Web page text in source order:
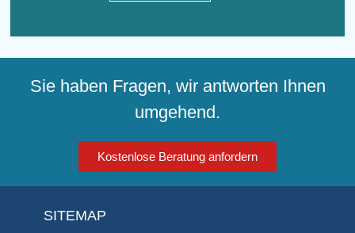
Sie haben Fragen, wir antworten Ihnen
umgehend.
Kostenlose Beratung anfordern
SITEMAP